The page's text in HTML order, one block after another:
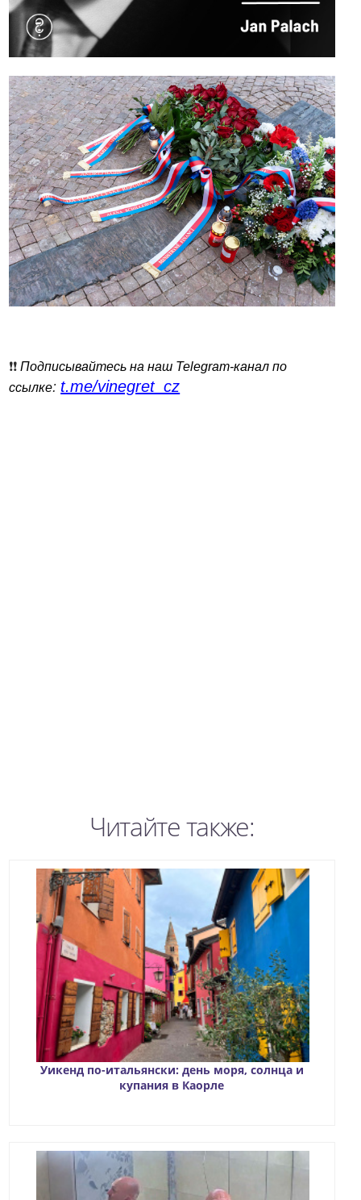
❗️❗️Подписывайтесь на наш Telegram-канал по
ссылке: t.me/vinegret_cz
Читайте также:
Уикенд по-итальянски: день моря, солнца и
купания в Каорле